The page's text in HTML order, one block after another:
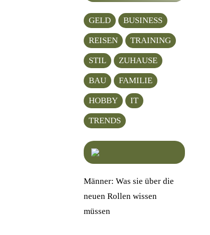
GELD BUSINESS
REISEN TRAINING
STIL ZUHAUSE
BAU FAMILIE
HOBBY IT
TRENDS
Männer: Was sie über die
neuen Rollen wissen
müssen